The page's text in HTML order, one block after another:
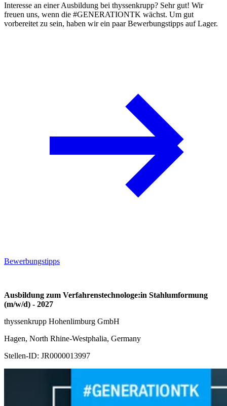
Interesse an einer Ausbildung bei thyssenkrupp? Sehr gut! Wir
freuen uns, wenn die #GENERATIONTK wächst. Um gut
vorbereitet zu sein, haben wir ein paar Bewerbungstipps auf Lager.
Bewerbungstipps
Ausbildung zum Verfahrenstechnologe:in Stahlumformung
(m/w/d) - 2027
thyssenkrupp Hohenlimburg GmbH
Hagen, North Rhine-Westphalia, Germany
Stellen-ID: JR0000013997